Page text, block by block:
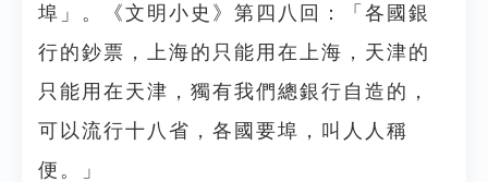
埠」。《文明小史》第四八回：「各國銀
行的鈔票，上海的只能用在上海，天津的
只能用在天津，獨有我們總銀行自造的，
可以流行十八省，各國要埠，叫人人稱
便。」